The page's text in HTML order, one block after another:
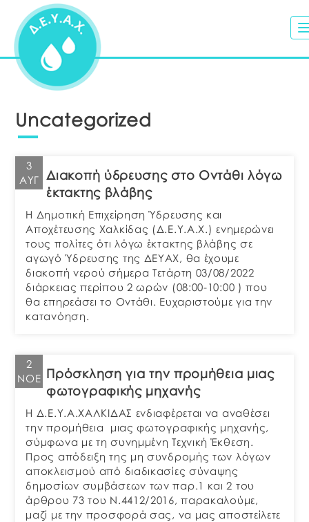
Uncategorized
3
ΑΥΓ
Διακοπή ύδρευσης στο Οντάθι λόγω
έκτακτης βλάβης
Η Δημοτική Επιχείρηση Ύδρευσης και
Αποχέτευσης Χαλκίδας (Δ.Ε.Υ.Α.Χ.) ενημερώνει
τους πολίτες ότι λόγω έκτακτης βλάβης σε
αγωγό Ύδρευσης της ΔΕΥΑΧ, θα έχουμε
διακοπή νερού σήμερα Τετάρτη 03/08/2022
διάρκειας περίπου 2 ωρών (08:00-10:00 ) που
θα επηρεάσει το Οντάθι. Ευχαριστούμε για την
κατανόηση.
2
ΝΟΈ Πρόσκληση για την προμήθεια μιας
φωτογραφικής μηχανής
Η Δ.Ε.Υ.Α.ΧΑΛΚΙΔΑΣ ενδιαφέρεται να αναθέσει
την προμήθεια μιας φωτογραφικής μηχανής,
σύμφωνα με τη συνημμένη Τεχνική Έκθεση.
Προς απόδειξη της μη συνδρομής των λόγων
αποκλεισμού από διαδικασίες σύναψης
δημοσίων συμβάσεων των παρ.1 και 2 του
άρθρου 73 του Ν.4412/2016, παρακαλούμε,
μαζί με την προσφορά σας, να μας αποστείλετε